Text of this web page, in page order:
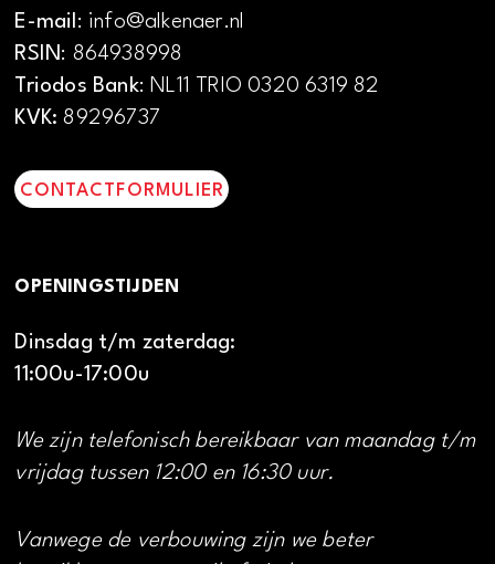
E-mail: info@alkenaer.nl
RSIN: 864938998
Triodos Bank: NL11 TRIO 0320 6319 82
KVK: 89296737
CONTACTFORMULIER
OPENINGSTIJDEN
Dinsdag t/m zaterdag:
11:00u-17:00u
We zijn telefonisch bereikbaar van maandag t/m
vrijdag tussen 12:00 en 16:30 uur.
Vanwege de verbouwing zijn we beter